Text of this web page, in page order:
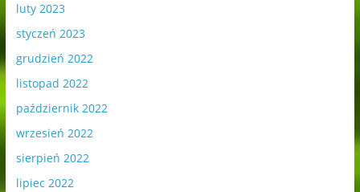
luty 2023
styczeń 2023
grudzień 2022
listopad 2022
październik 2022
wrzesień 2022
sierpień 2022
lipiec 2022